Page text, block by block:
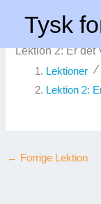
indholdet
Tysk
Lektion 2: Er det
Lektioner
Lektion 2:
← Forrige Lektion